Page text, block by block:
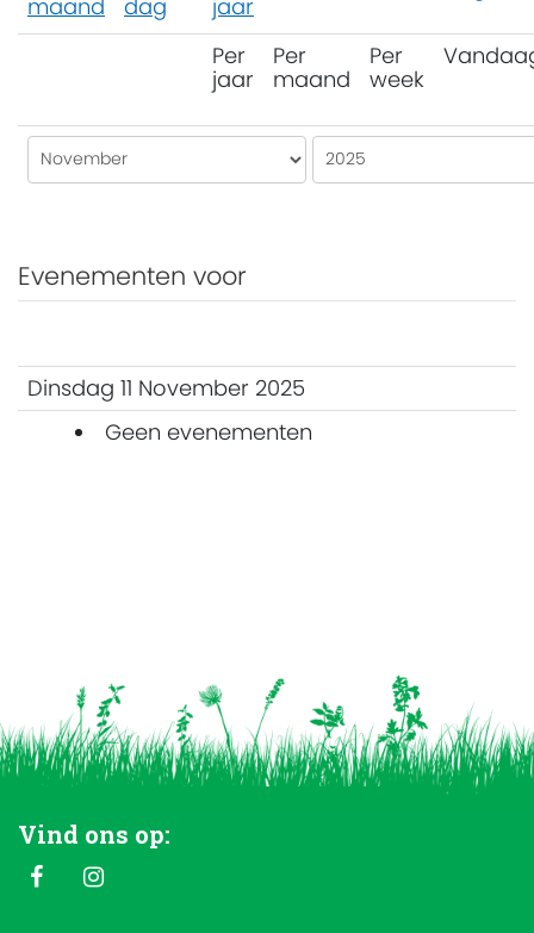
Per
jaar
Per
maand
Per
week
Evenementen voor
Dinsdag 11 November 2025
Geen evenementen
Vind ons op: